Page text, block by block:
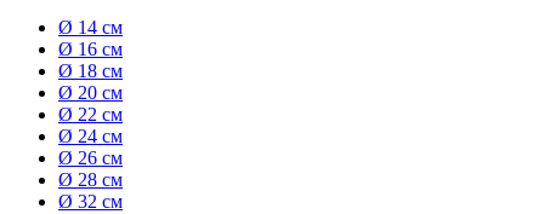
Ø 14 см
Ø 16 см
Ø 18 см
Ø 20 см
Ø 22 см
Ø 24 см
Ø 26 см
Ø 28 см
Ø 32 см